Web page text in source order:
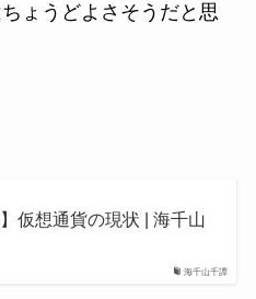
ょうどよさそうだと思
海千山千譚
】仮想通貨の現状 | 海千山